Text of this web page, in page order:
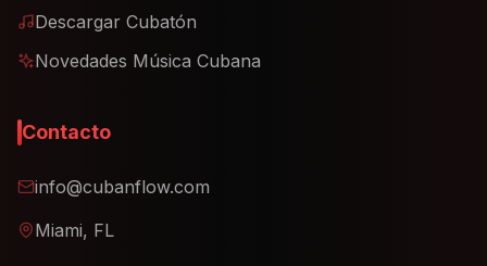
Descargar Cubatón
Novedades Música Cubana
Contacto
info@cubanflow.com
Miami, FL